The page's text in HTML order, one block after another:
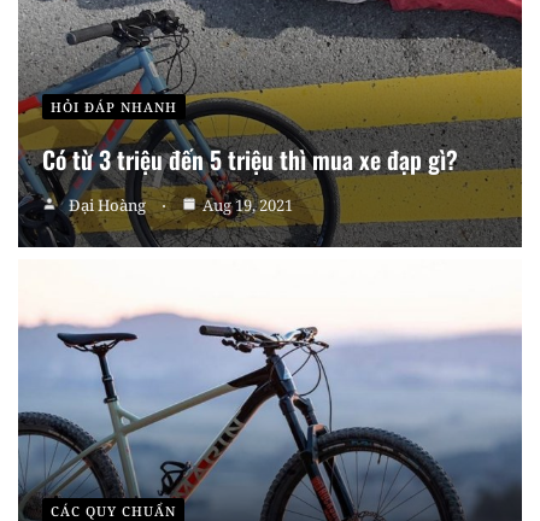
HỎI ĐÁP NHANH
Có từ 3 triệu đến 5 triệu thì mua xe đạp gì?
Đại Hoàng Aug 19, 2021
CÁC QUY CHUẨN